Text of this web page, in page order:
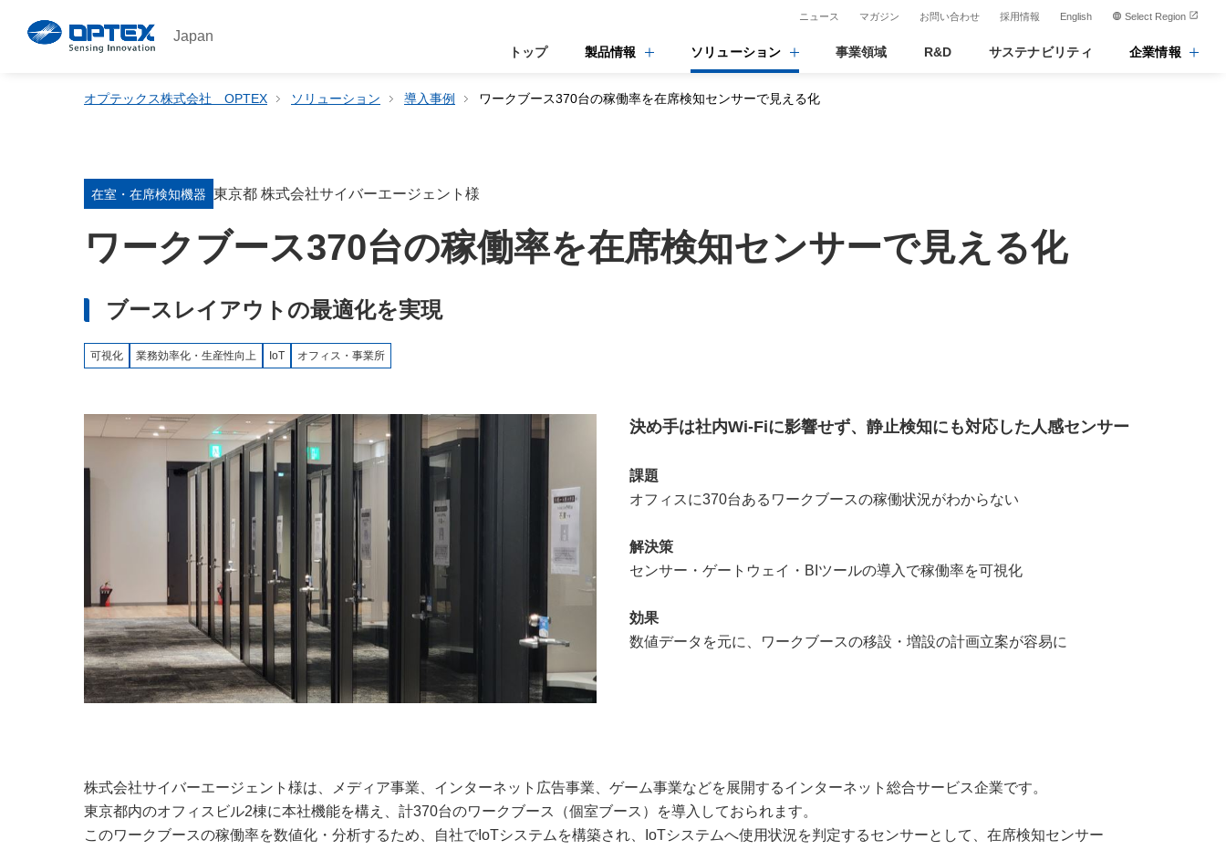
Japan
ニュース マガジン お問い合わせ 採用情報 English Select Region
トップ 製品情報 ソリューション 事業領域 R&D サステナビリティ 企業情報
オプテックス株式会社 OPTEX ソリューション 導入事例 ワークブース370台の稼働率を在席検知センサーで見える化
在室・在席検知機器 東京都 株式会社サイバーエージェント様
ワークブース370台の稼働率を在席検知センサーで見える化
ブースレイアウトの最適化を実現
可視化 業務効率化・生産性向上 IoT オフィス・事業所
決め手は社内Wi-Fiに影響せず、静止検知にも対応した人感センサー
課題
オフィスに370台あるワークブースの稼働状況がわからない
解決策
センサー・ゲートウェイ・BIツールの導入で稼働率を可視化
効果
数値データを元に、ワークブースの移設・増設の計画立案が容易に
株式会社サイバーエージェント様は、メディア事業、インターネット広告事業、ゲーム事業などを展開するインターネット総合サービス企業です。
東京都内のオフィスビル2棟に本社機能を構え、計370台のワークブース（個室ブース）を導入しておられます。
このワークブースの稼働率を数値化・分析するため、自社でIoTシステムを構築され、IoTシステムへ使用状況を判定するセンサーとして、在席検知センサー